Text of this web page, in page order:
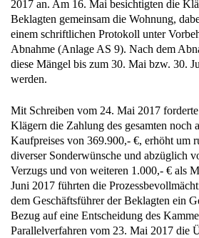
2017 an. Am 16. Mai besichtigten die
Beklagten gemeinsam die Wohnung,
einem schriftlichen Protokoll unter
Abnahme (Anlage AS 9). Nach dem
diese Mängel bis zum 30. Mai bzw. 30.
werden.
Mit Schreiben vom 24. Mai 2017
Klägern die Zahlung des gesamten noch
Kaufpreises von 369.900,- €, erhöht um
diverser Sonderwünsche und abzüglich
Verzugs und von weiteren 1.000,- € als
Juni 2017 führten die
dem Geschäftsführer der Beklagten ein
Bezug auf eine Entscheidung des
Parallelverfahren vom 23. Mai 2017 die